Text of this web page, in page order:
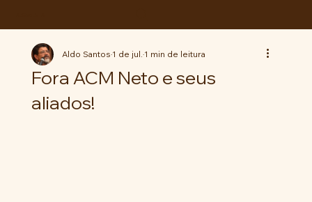
Fora ACM Neto e seus
aliados!
Aldo Santos1 de jul.1 min de leitura